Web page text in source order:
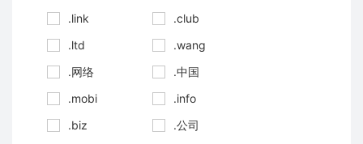
.link
.club
.ltd
.wang
.网络
.中国
.mobi
.info
.biz
.公司